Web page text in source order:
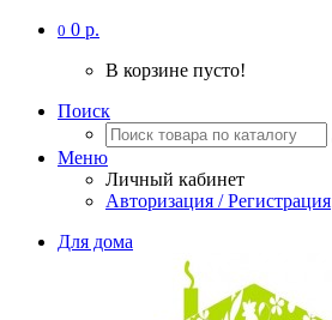
0 0 р.
В корзине пусто!
Поиск
Меню
Личный кабинет
Авторизация / Регистрация
Для дома